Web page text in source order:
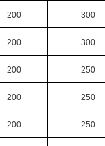
200 300
200 300
200 250
200 250
200 250